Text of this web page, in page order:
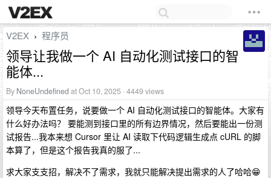
V2EX › 程序员
领导让我做一个 AI 自动化测试接口的智
能体...
By NoneUndefined at Oct 10, 2025 · 4449 views
领导今天布置任务，说要做一个 AI 自动化测试接口的智能体。大家有
什么好办法吗？ 要能测到接口里的所有边界情况，然后要能出一份测
试报告...我本来想 Cursor 里让 AI 读取下代码逻辑生成点 cURL 的脚
本算了，但是这个报告我真的服了...
求大家支支招，解决不了需求，我就只能解决提出需求的人了哈哈😁